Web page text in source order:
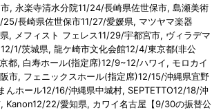
, 永楽寺清水分院11/24/長崎県佐世保市, 島瀬美術
25/長崎県佐世保市11/27/愛媛県, マツヤマ楽器
, メフィスト フェレス11/29/宇都宮市, ヴィラデマ
12/1/茨城県, 龍ケ崎市文化会館12/4/東京都(非公
都, 白寿ホール(指定席)12/9~12/ハワイ, モロカイ
市, フェニックスホール(指定席)12/15/沖縄県宜野
んホール12/16/沖縄県中城村, SEPTETTO12/18/沖
Kanon12/22/愛知県, カワイ名古屋【9/30の振替公